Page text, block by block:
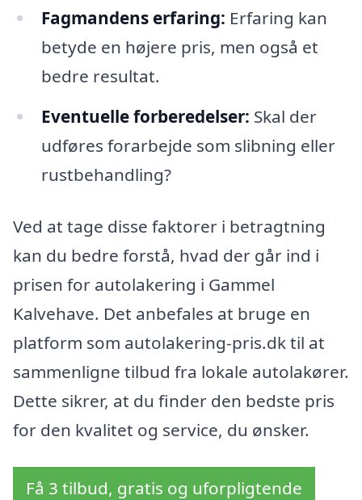
Fagmandens erfaring: Erfaring kan
betyde en højere pris, men også et
bedre resultat.
Eventuelle forberedelser: Skal der
udføres forarbejde som slibning eller
rustbehandling?
Ved at tage disse faktorer i betragtning
kan du bedre forstå, hvad der går ind i
prisen for autolakering i Gammel
Kalvehave. Det anbefales at bruge en
platform som autolakering-pris.dk til at
sammenligne tilbud fra lokale autolakører.
Dette sikrer, at du finder den bedste pris
for den kvalitet og service, du ønsker.
Få 3 tilbud, gratis og uforpligtende